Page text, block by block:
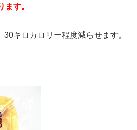
す。
キロカロリー程度減らせます。